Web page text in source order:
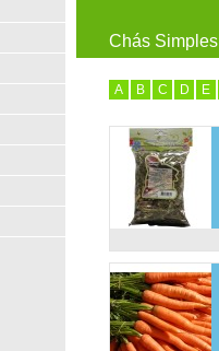
Chás Simples
A B C D E